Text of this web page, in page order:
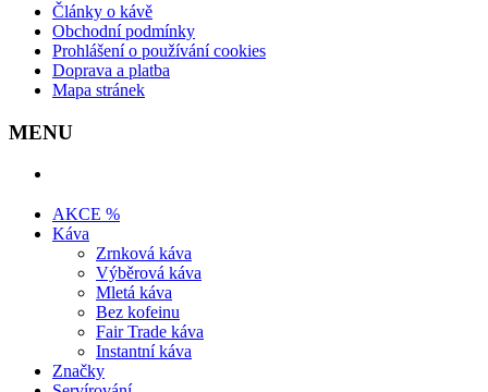
Články o kávě
Obchodní podmínky
Prohlášení o používání cookies
Doprava a platba
Mapa stránek
MENU
AKCE %
Káva
Zrnková káva
Výběrová káva
Mletá káva
Bez kofeinu
Fair Trade káva
Instantní káva
Značky